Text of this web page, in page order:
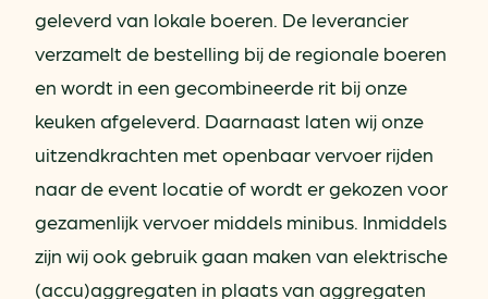
geleverd van lokale boeren. De leverancier
verzamelt de bestelling bij de regionale boeren
en wordt in een gecombineerde rit bij onze
keuken afgeleverd. Daarnaast laten wij onze
uitzendkrachten met openbaar vervoer rijden
naar de event locatie of wordt er gekozen voor
gezamenlijk vervoer middels minibus. Inmiddels
zijn wij ook gebruik gaan maken van elektrische
(accu)aggregaten in plaats van aggregaten